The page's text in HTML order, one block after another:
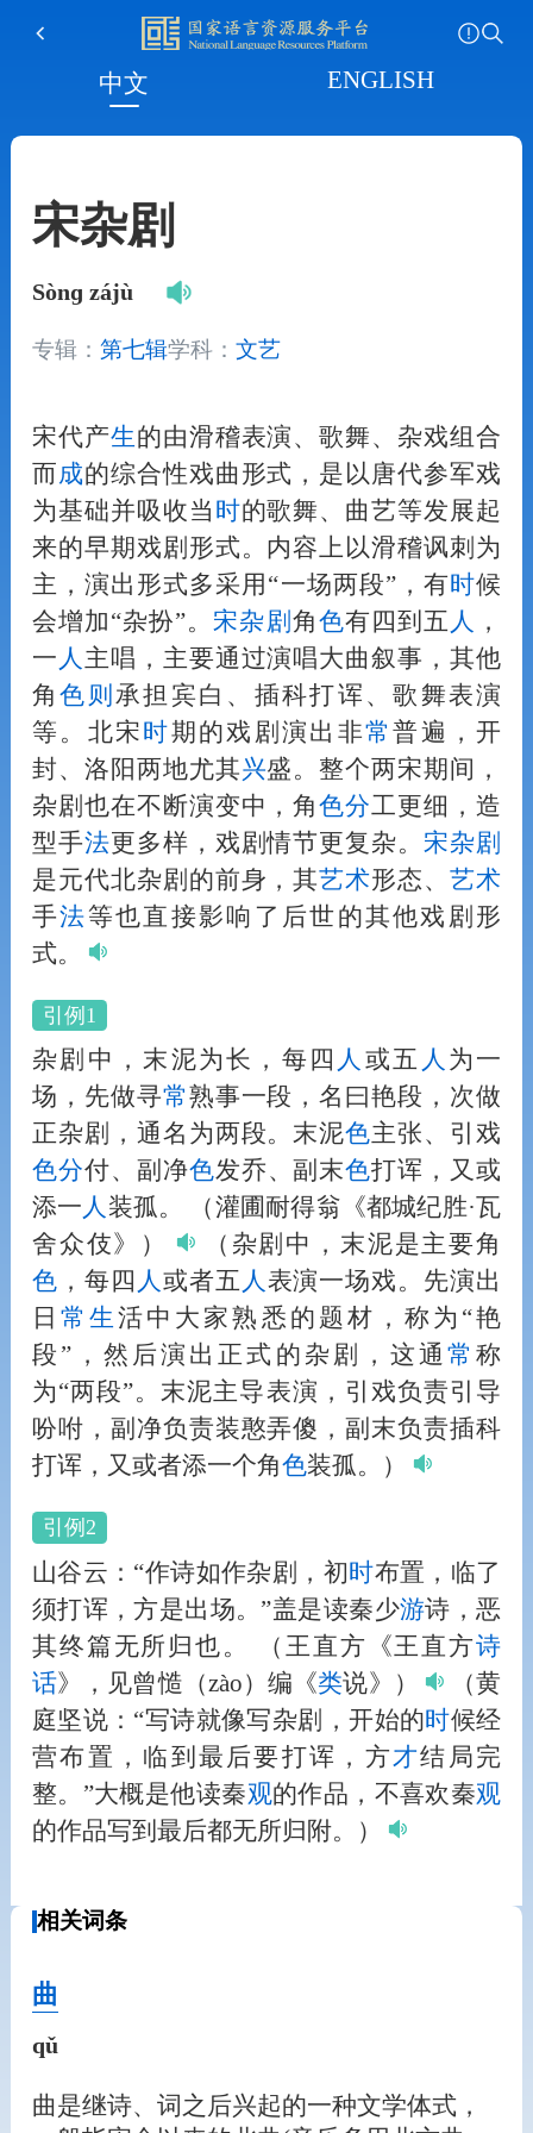
中文 ENGLISH
宋杂剧
Sònɡ zájù
专辑： 第七辑学科： 文艺
宋代产生的由滑稽表演、歌舞、杂戏组合
而 成的综合性戏曲形式，是以唐代参军戏
为基础并吸收当 时的歌舞、曲艺等发展起
来的早期戏剧形式。内容上以滑稽讽刺为
主，演出形式多采用“一场两段”，有时候
会增加“杂扮”。 宋杂剧 角色有四到五 人
，
一 人 主唱，主要通过演唱大曲叙事，其他
角色 则 承担宾白、插科打诨、歌舞表演
等。北宋 时期的戏剧演出非常普遍，开
封、洛阳两地尤其兴盛。整个两宋期间，
杂剧也在不断演变中，角色分工更细，造
型手法更多样，戏剧情节更复杂。 宋杂剧
是元代北杂剧的前身，其艺术形态、艺术
手法等也直接影响了后世的其他戏剧形
式。
引例1
杂剧中，末泥为长，每四 人 或五 人 为一
场，先做寻常熟事一段，名曰艳段，次做
正杂剧，通名为两段。末泥色主张、引戏
色分付、副净色发乔、副末色打诨，又或
添一 人 装孤。
（灌圃耐得翁《都城纪胜·瓦
舍众伎》）
（杂剧中，末泥是主要角
色 ，每四 人 或者五 人 表演一场戏。先演出
日 常生活中大家熟悉的题材，称为“艳
段”，然后演出正式的杂剧，这通常称
为“两段”。末泥主导表演，引戏负责引导
吩咐，副净负责装憨弄傻，副末负责插科
打诨，又或者添一个角色装孤。）
引例2
山谷云：“作诗如作杂剧，初时布置，临了
须打诨，方是出场。”盖是读秦少游诗，恶
其终篇无所归也。
（王直方《王直方诗
话》，见曾慥（zào）编《类说》）
（黄
庭坚说：“写诗就像写杂剧，开始的时候经
营布置，临到最后要打诨，方才结局完
整。”大概是他读秦观的作品，不喜欢秦观
的作品写到最后都无所归附。）
相关词条
曲
qǔ
曲是继诗、词之后兴起的一种文学体式，